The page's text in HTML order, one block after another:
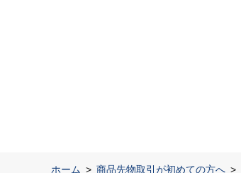
ホーム 商品先物取引が初めての方へ